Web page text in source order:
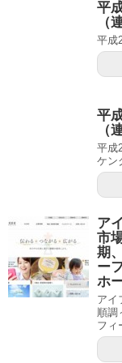
平
（
平成
平
（
平成
ケン
ア
市
期
ー
ホ
アイ
順調
フィ